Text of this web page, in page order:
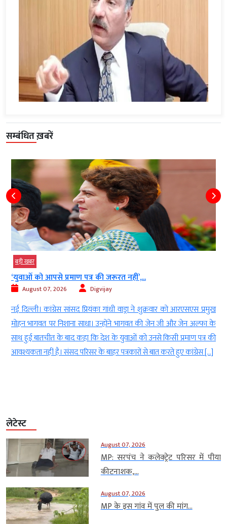
सम्बंधित ख़बरें
बड़ी खबर
‘युवाओं को आपसे प्रमाण पत्र की जरूरत नहीं’,...
August 07, 2026 Digvijay
नई दिल्ली। कांग्रेस सांसद प्रियंका गांधी वाड्रा ने शुक्रवार को आरएसएस प्रमुख
मोहन भागवत पर निशाना साधा। उन्होंने भागवत की जेन जी और जेन अल्फा के
साथ हुई बातचीत के बाद कहा कि देश के युवाओं को उनसे किसी प्रमाण पत्र की
आवश्यकता नहीं है। संसद परिसर के बाहर पत्रकारों से बात करते हुए कांग्रेस […]
लेटेस्ट
August 07, 2026
MP: सरपंच ने कलेक्ट्रेट परिसर में पीया
कीटनाशक,...
August 07, 2026
MP के इस गांव में पुल की मांग...